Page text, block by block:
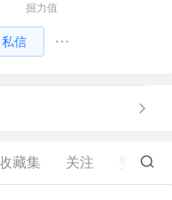
掘力值
私信
藏集 关注 49